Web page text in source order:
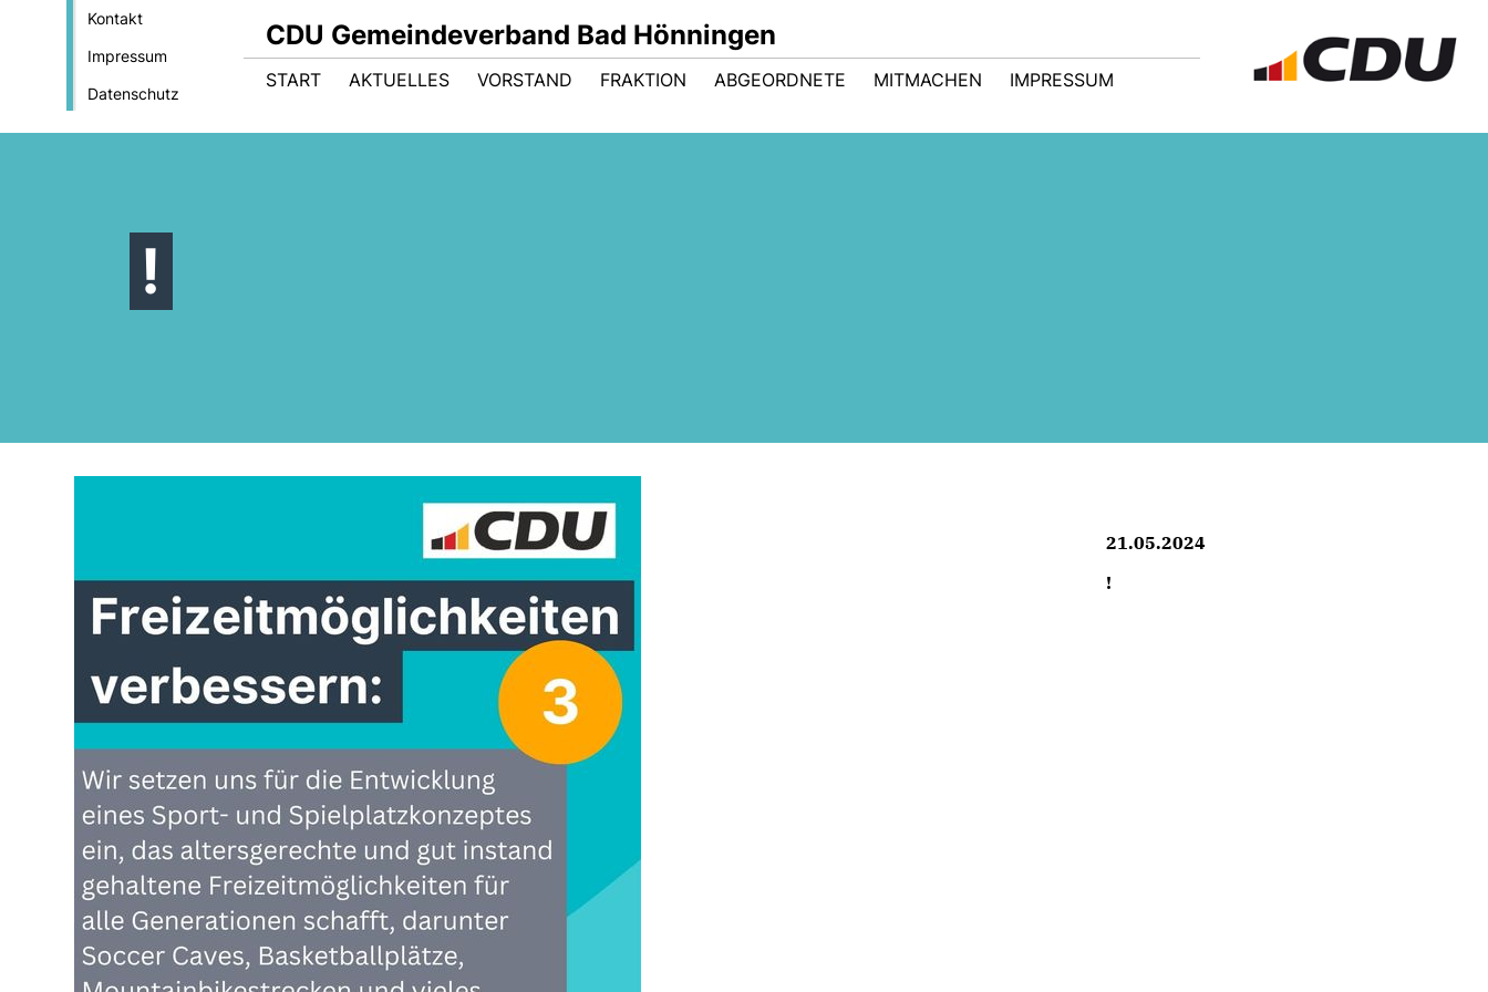
Kontakt
Impressum
Datenschutz
CDU Gemeindeverband Bad Hönningen
START AKTUELLES VORSTAND FRAKTION ABGEORDNETE MITMACHEN IMPRESSUM
!
21.05.2024
!